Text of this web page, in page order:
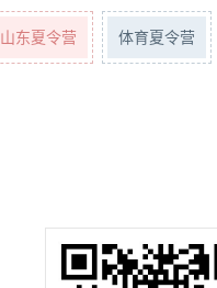
山东夏令营 体育夏令营